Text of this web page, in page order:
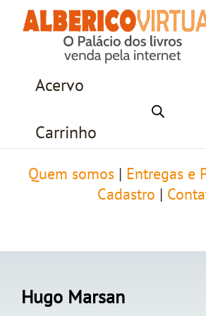
Acervo
Carrinho
Quem somos Entregas e
Cadastro
Hugo Marsan